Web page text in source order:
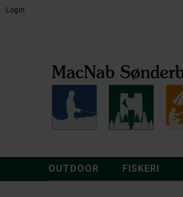
Login
OUTDOOR FISKERI